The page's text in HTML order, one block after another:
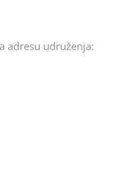
adresu udruženja: